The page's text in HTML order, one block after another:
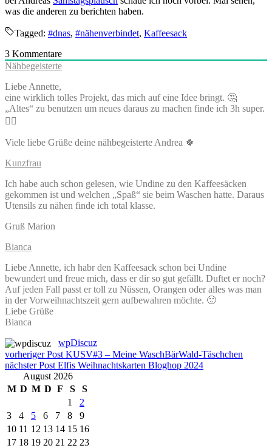
was die anderen zu berichten haben.
Tagged: #dnas, #nähenverbindet, Kaffeesack
3 Kommentare
Nähbegeisterte
Liebe Annette,
eine wirklich tolles Projekt, das mich auf eine Idee bringt. 🤔
„Altes“ zu benutzen um neues daraus zu machen finde ich 3h super.
👍🏻
Viele liebe Grüße deine nähbegeisterte Andrea 🍀
Kunzfrau
Ich habe auch schon gelesen, wie Undine zu den Kaffeesäcken
gekommen ist und welchen „Spaß“ sie beim Waschen hatte. Daraus
Utensils zu nähen finde ich total klasse.
Gruß Marion
Bianca
Liebe Annette, ich habr den Kaffeesack schon bei Undine
bewundert und freue mich, dass er dir so gut gefällt. Duftet er noch?
Auf jeden Fall passt er toll zu Nüssen, Orangen oder alles was man
in der Vorweihnachtszeit gern aufbewahren möchte. 🙂
Liebe Grüße
Bianca
wpDiscuz
Beitragsnavigation
vorheriger Post KUSV#3 – Meine WaschBärWald-Täschchen
nächster Post Elfis Weihnachtskarten Bloghop 2024
August 2026
M D M D F S
S
1
2
3
4 5 6 7 8
9
10 11 12 13 14 15 16
17 18 19 20 21 22 23